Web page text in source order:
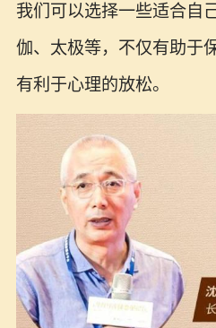
我们可以选择一些适合自
伽、太极等，不仅有助于
有利于心理的放松。